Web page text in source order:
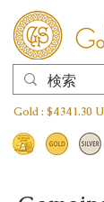
Gold : $4341.30